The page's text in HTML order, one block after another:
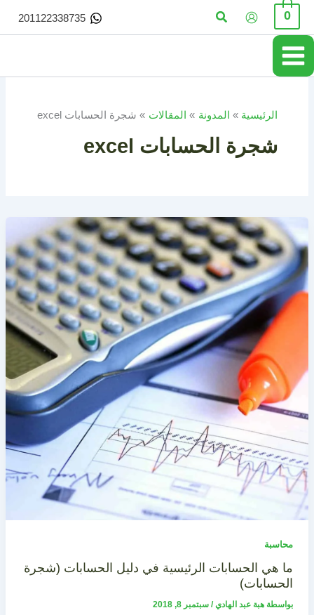
تخطي
المحتوى
0 البحث 201122338735
الرئيسية المدونة المقالات شجرة الحسابات excel
شجرة الحسابات excel
محاسبة
ما هي الحسابات الرئيسية في دليل الحسابات (شجرة
الحسابات)
بواسطة هبة عبد الهادي/ سبتمبر 8, 2018